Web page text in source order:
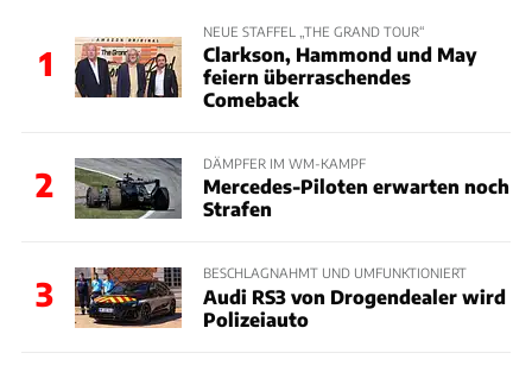
1
NEUE STAFFEL „THE GRAND TOUR“
Clarkson, Hammond und May
feiern überraschendes
Comeback
2
DÄMPFER IM WM-KAMPF
Mercedes-Piloten erwarten noch
Strafen
3
BESCHLAGNAHMT UND UMFUNKTIONIERT
Audi RS3 von Drogendealer wird
Polizeiauto